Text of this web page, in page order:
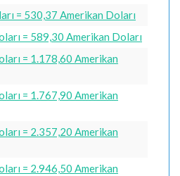
= 530,37 Amerikan Doları
= 589,30 Amerikan Doları
= 1.178,60 Amerikan
= 1.767,90 Amerikan
= 2.357,20 Amerikan
= 2.946,50 Amerikan